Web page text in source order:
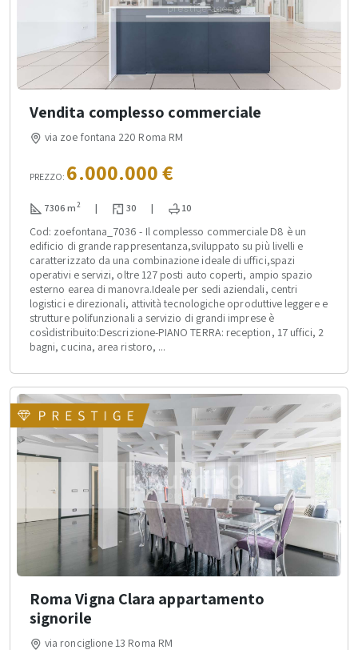
Vendita complesso commerciale
via zoe fontana 220 Roma RM
PREZZO: 6.000.000 €
7306 m2 | 30 | 10
Cod: zoefontana_7036 - Il complesso commerciale D8 è un
edificio di grande rappresentanza,sviluppato su più livelli e
caratterizzato da una combinazione ideale di uffici,spazi
operativi e servizi, oltre 127 posti auto coperti, ampio spazio
esterno earea di manovra.Ideale per sedi aziendali, centri
logistici e direzionali, attività tecnologiche oproduttive leggere e
strutture polifunzionali a servizio di grandi imprese è
cosìdistribuito:Descrizione-PIANO TERRA: reception, 17 uffici, 2
bagni, cucina, area ristoro, ...
Roma Vigna Clara appartamento
signorile
via ronciglione 13 Roma RM